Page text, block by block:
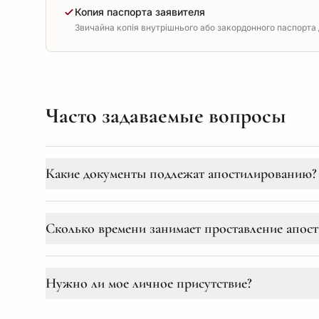
Копия паспорта заявителя
Звичайна копія внутрішнього або закордонного паспорта
Часто задаваемые вопросы
Какие документы подлежат апостилированию?
документы органов ЗАГС (свидетельства о
Сколько времени занимает проставление
документов об образовании (Министерство
Нужно ли мое личное присутствие?